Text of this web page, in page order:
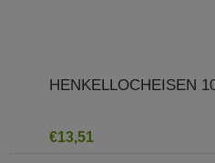
HENKELLOCHEISEN
€13,51